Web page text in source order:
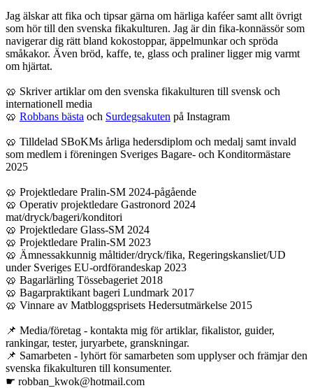
Jag älskar att fika och tipsar gärna om härliga kaféer samt allt övrigt
som hör till den svenska fikakulturen. Jag är din fika-konnässör som
navigerar dig rätt bland kokostoppar, äppelmunkar och spröda
småkakor. Även bröd, kaffe, te, glass och praliner ligger mig varmt
om hjärtat.
🥨 Skriver artiklar om den svenska fikakulturen till svensk och
internationell media
🥨 Robbans bästa och Surdegsakuten på Instagram
🥨 Tilldelad SBoKMs årliga hedersdiplom och medalj samt invald
som medlem i föreningen Sveriges Bagare- och Konditormästare
2025
🥨 Projektledare Pralin-SM 2024-pågående
🥨 Operativ projektledare Gastronord 2024
mat/dryck/bageri/konditori
🥨 Projektledare Glass-SM 2024
🥨 Projektledare Pralin-SM 2023
🥨 Ämnessakkunnig måltider/dryck/fika, Regeringskansliet/UD
under Sveriges EU-ordförandeskap 2023
🥨 Bagarlärling Tössebageriet 2018
🥨 Bagarpraktikant bageri Lundmark 2017
🥨 Vinnare av Matbloggsprisets Hedersutmärkelse 2015
📌 Media/företag - kontakta mig för artiklar, fikalistor, guider,
rankingar, tester, juryarbete, granskningar.
📌 Samarbeten - lyhört för samarbeten som upplyser och främjar den
svenska fikakulturen till konsumenter.
☛ robban_kwok@hotmail.com